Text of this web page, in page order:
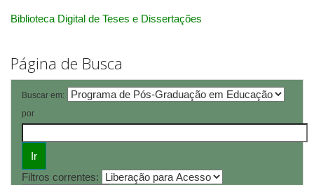
Biblioteca Digital de Teses e Dissertações
Página de Busca
Buscar em:
por
Filtros correntes: